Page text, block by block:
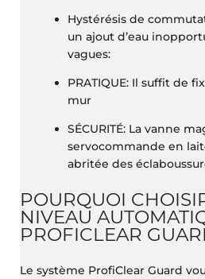
Hystérésis de
un ajout d’eau
vagues:
PRATIQUE​​: Il suffit de
mur
SÉCURITÉ​​: La vanne
servocommande en
abritée des
POURQUOI
NIVEAU
PROFICLEAR
Le système ProfiClear Guard